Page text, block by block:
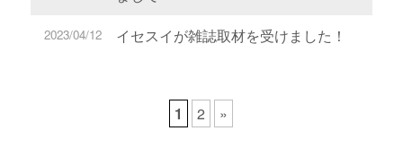
2023/04/12 イセスイが雑誌取材を受けました！
1 2 »